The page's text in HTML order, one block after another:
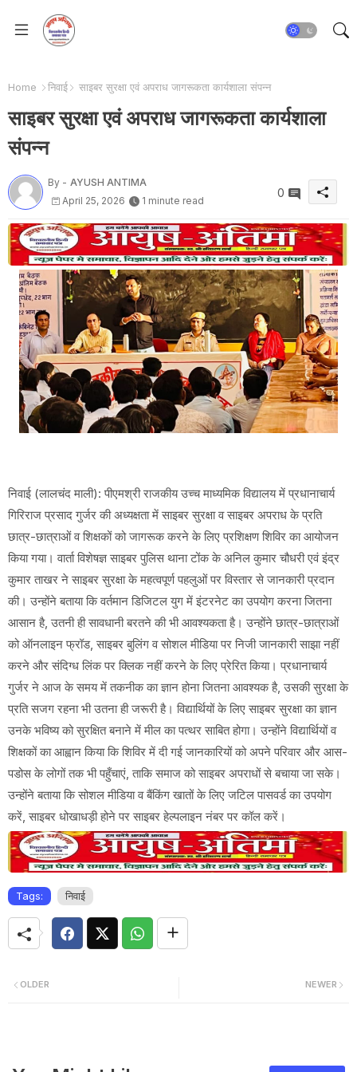
Home निवाई साइबर सुरक्षा एवं अपराध जागरूकता कार्यशाला संपन्न
साइबर सुरक्षा एवं अपराध जागरूकता कार्यशाला
संपन्न
By - AYUSH ANTIMA
April 25, 2026
1 minute read
0
निवाई (लालचंद माली): पीएमश्री राजकीय उच्च माध्यमिक विद्यालय में प्रधानाचार्य
गिरिराज प्रसाद गुर्जर की अध्यक्षता में साइबर सुरक्षा व साइबर अपराध के प्रति
छात्र-छात्राओं व शिक्षकों को जागरूक करने के लिए प्रशिक्षण शिविर का आयोजन
किया गया। वार्ता विशेषज्ञ साइबर पुलिस थाना टोंक के अनिल कुमार चौधरी एवं इंद्र
कुमार ताखर ने साइबर सुरक्षा के महत्वपूर्ण पहलुओं पर विस्तार से जानकारी प्रदान
की। उन्होंने बताया कि वर्तमान डिजिटल युग में इंटरनेट का उपयोग करना जितना
आसान है, उतनी ही सावधानी बरतने की भी आवश्यकता है। उन्होंने छात्र-छात्राओं
को ऑनलाइन फ्रॉड, साइबर बुलिंग व सोशल मीडिया पर निजी जानकारी साझा नहीं
करने और संदिग्ध लिंक पर क्लिक नहीं करने के लिए प्रेरित किया। प्रधानाचार्य
गुर्जर ने आज के समय में तकनीक का ज्ञान होना जितना आवश्यक है, उसकी सुरक्षा के
प्रति सजग रहना भी उतना ही जरूरी है। विद्यार्थियों के लिए साइबर सुरक्षा का ज्ञान
उनके भविष्य को सुरक्षित बनाने में मील का पत्थर साबित होगा। उन्होंने विद्यार्थियों व
शिक्षकों का आह्वान किया कि शिविर में दी गई जानकारियों को अपने परिवार और आस-
पडोस के लोगों तक भी पहुँचाएं, ताकि समाज को साइबर अपराधों से बचाया जा सके।
उन्होंने बताया कि सोशल मीडिया व बैंकिंग खातों के लिए जटिल पासवर्ड का उपयोग
करें, साइबर धोखाधड़ी होने पर साइबर हेल्पलाइन नंबर पर कॉल करें।
Tags: निवाई
NEWER
OLDER